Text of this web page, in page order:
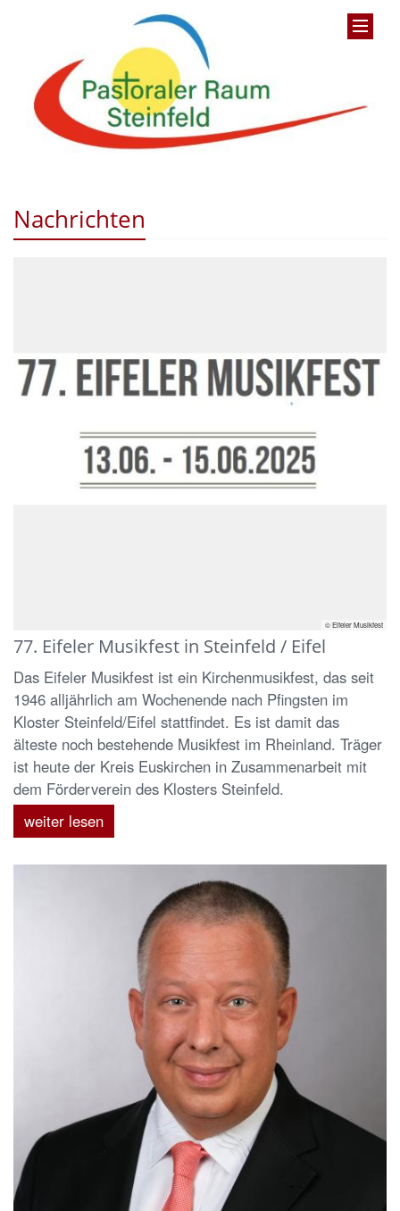
Nachrichten
© Eifeler Musikfest
77. Eifeler Musikfest in Steinfeld / Eifel
Das Eifeler Musikfest ist ein Kirchenmusikfest, das seit
1946 alljährlich am Wochenende nach Pfingsten im
Kloster Steinfeld/Eifel stattfindet. Es ist damit das
älteste noch bestehende Musikfest im Rheinland. Träger
ist heute der Kreis Euskirchen in Zusammenarbeit mit
dem Förderverein des Klosters Steinfeld.
weiter lesen